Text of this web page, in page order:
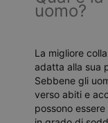
uomo?
La migliore
adatta alla sua
Sebbene gli
verso abiti e
possono